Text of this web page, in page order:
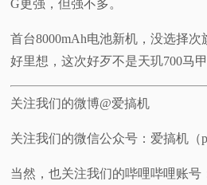
G更强，但强不多。
首台8000mAh电池新机，没选择
好里想，这次好歹不是天玑700马
关注我们的微博@爱搞机
关注我们的微信公众号：爱搞机（
当然，也关注我们的哔哩哔哩账号